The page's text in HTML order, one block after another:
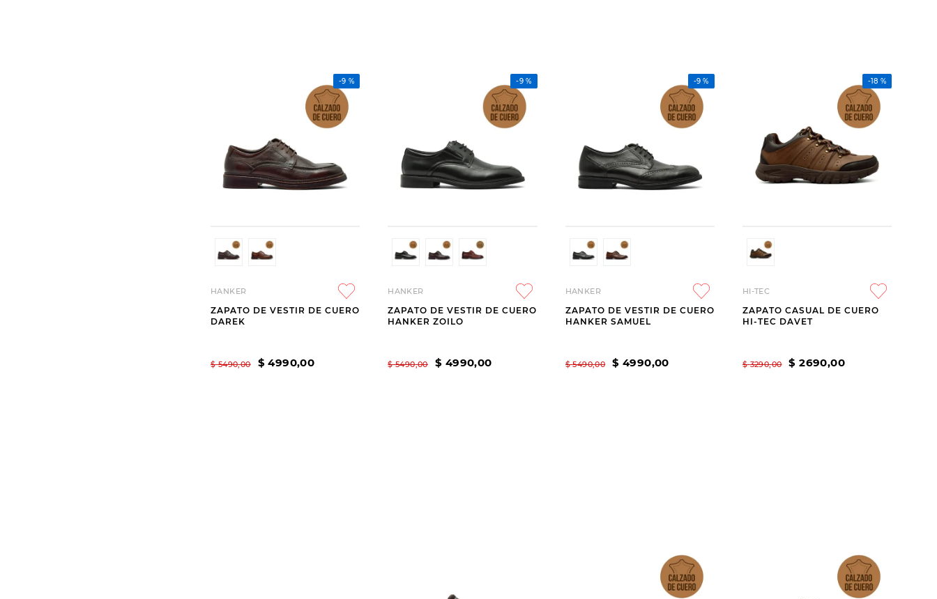
-9 %
HANKER
ZAPATO DE VESTIR DE CUERO
DAREK
$ 5490,00 $ 4990,00
-9 %
HANKER
ZAPATO DE VESTIR DE CUERO
HANKER ZOILO
$ 5490,00 $ 4990,00
-9 %
HANKER
ZAPATO DE VESTIR DE CUERO
HANKER SAMUEL
$ 5490,00 $ 4990,00
-18 %
HI-TEC
ZAPATO CASUAL DE CUERO
HI-TEC DAVET
$ 3290,00 $ 2690,00